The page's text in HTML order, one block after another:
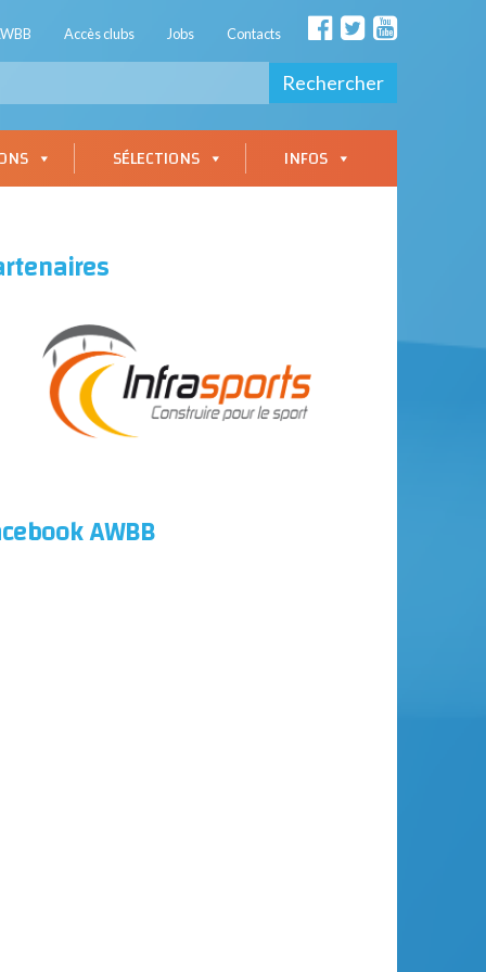
Accès clubs Jobs Contacts
Rechercher
SÉLECTIONS INFOS
AWBB